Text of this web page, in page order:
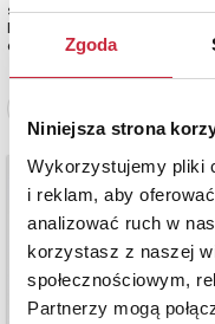
Zgoda
Niniejsza strona
Wykorzystujemy pliki
i reklam, aby
analizować ruch w
korzystasz z naszej
społecznościowym,
Partnerzy mogą
srebro próby pr. 84
Moskwa, 1887.
estymacja: 6 000 - 8 000 zł